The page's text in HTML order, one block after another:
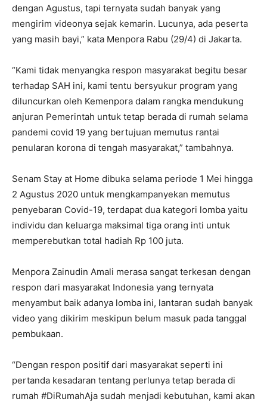
dengan Agustus, tapi ternyata sudah banyak yang
mengirim videonya sejak kemarin. Lucunya, ada peserta
yang masih bayi,” kata Menpora Rabu (29/4) di Jakarta.
“Kami tidak menyangka respon masyarakat begitu besar
terhadap SAH ini, kami tentu bersyukur program yang
diluncurkan oleh Kemenpora dalam rangka mendukung
anjuran Pemerintah untuk tetap berada di rumah selama
pandemi covid 19 yang bertujuan memutus rantai
penularan korona di tengah masyarakat,” tambahnya.
Senam Stay at Home dibuka selama periode 1 Mei hingga
2 Agustus 2020 untuk mengkampanyekan memutus
penyebaran Covid-19, terdapat dua kategori lomba yaitu
individu dan keluarga maksimal tiga orang inti untuk
memperebutkan total hadiah Rp 100 juta.
Menpora Zainudin Amali merasa sangat terkesan dengan
respon dari masyarakat Indonesia yang ternyata
menyambut baik adanya lomba ini, lantaran sudah banyak
video yang dikirim meskipun belum masuk pada tanggal
pembukaan.
“Dengan respon positif dari masyarakat seperti ini
pertanda kesadaran tentang perlunya tetap berada di
rumah #DiRumahAja sudah menjadi kebutuhan, kami akan